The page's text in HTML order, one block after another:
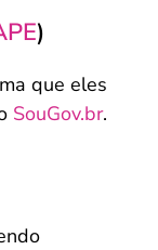
)
que eles
SouGov.br.